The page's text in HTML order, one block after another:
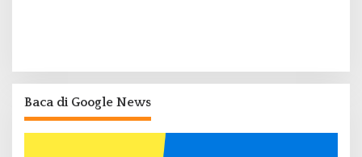
Baca di Google News